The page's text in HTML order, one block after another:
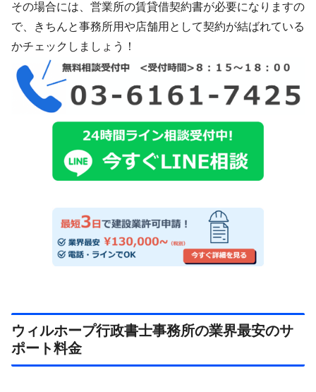
その場合には、営業所の賃貸借契約書が必要になりますの
で、きちんと事務所用や店舗用として契約が結ばれている
かチェックしましょう！
ウィルホープ行政書士事務所の業界最安のサ
ポート料金